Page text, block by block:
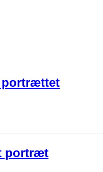
portrættet
portræt